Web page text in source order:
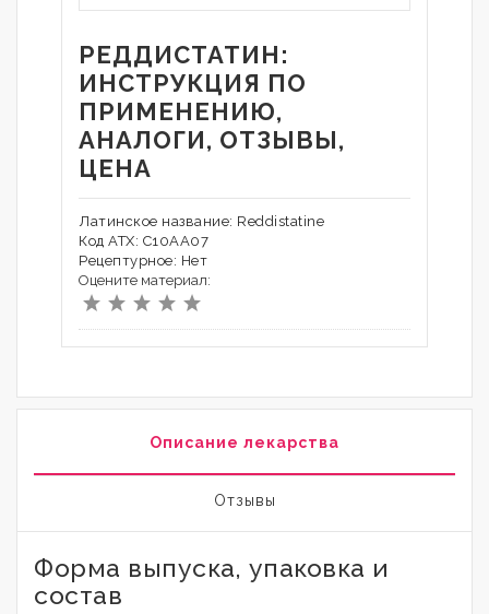
РЕДДИСТАТИН:
ИНСТРУКЦИЯ ПО
ПРИМЕНЕНИЮ,
АНАЛОГИ, ОТЗЫВЫ,
ЦЕНА
Латинское название: Reddistatine
Код АТХ: C10AA07
Рецептурное: Нет
Оцените материал:
Описание лекарства
Отзывы
Форма выпуска, упаковка и
состав